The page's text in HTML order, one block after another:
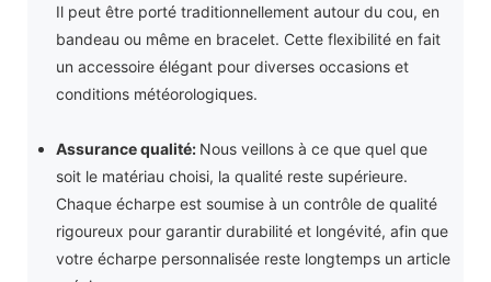
Il peut être porté traditionnellement autour du cou, en
bandeau ou même en bracelet. Cette flexibilité en fait
un accessoire élégant pour diverses occasions et
conditions météorologiques.
Assurance qualité: Nous veillons à ce que quel que
soit le matériau choisi, la qualité reste supérieure.
Chaque écharpe est soumise à un contrôle de qualité
rigoureux pour garantir durabilité et longévité, afin que
votre écharpe personnalisée reste longtemps un article